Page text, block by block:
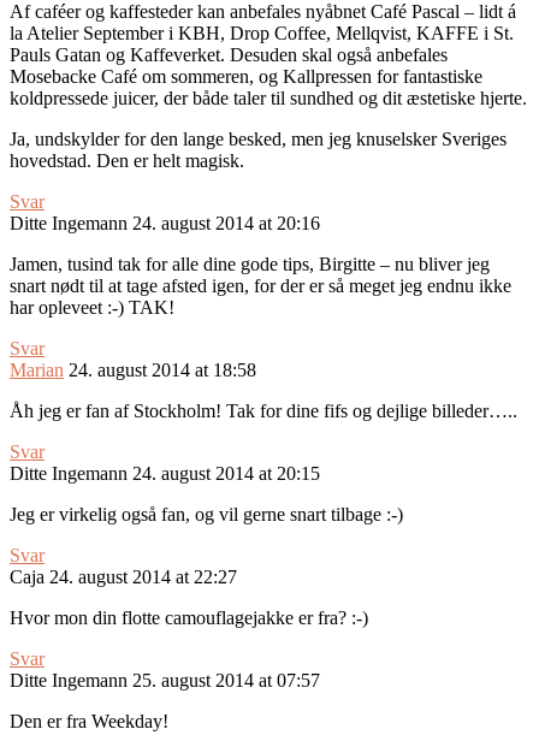
Af caféer og kaffesteder kan anbefales nyåbnet Café Pascal – lidt á
la Atelier September i KBH, Drop Coffee, Mellqvist, KAFFE i St.
Pauls Gatan og Kaffeverket. Desuden skal også anbefales
Mosebacke Café om sommeren, og Kallpressen for fantastiske
koldpressede juicer, der både taler til sundhed og dit æstetiske hjerte.
Ja, undskylder for den lange besked, men jeg knuselsker Sveriges
hovedstad. Den er helt magisk.
Svar
Ditte Ingemann 24. august 2014 at 20:16
Jamen, tusind tak for alle dine gode tips, Birgitte – nu bliver jeg
snart nødt til at tage afsted igen, for der er så meget jeg endnu ikke
har opleveet :-) TAK!
Svar
Marian 24. august 2014 at 18:58
Åh jeg er fan af Stockholm! Tak for dine fifs og dejlige billeder…..
Svar
Ditte Ingemann 24. august 2014 at 20:15
Jeg er virkelig også fan, og vil gerne snart tilbage :-)
Svar
Caja 24. august 2014 at 22:27
Hvor mon din flotte camouflagejakke er fra? :-)
Svar
Ditte Ingemann 25. august 2014 at 07:57
Den er fra Weekday!